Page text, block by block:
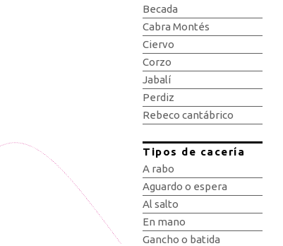
Becada
Cabra Montés
Ciervo
Corzo
Jabalí
Perdiz
Rebeco cantábrico
Tipos de cacería
A rabo
Aguardo o espera
Al salto
En mano
Gancho o batida